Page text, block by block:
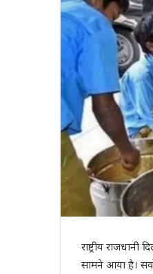
राष्ट्रीय
सामने आया है।